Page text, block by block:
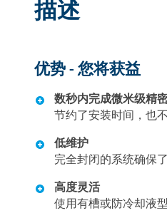
描述
优势 - 您将获益
数秒内完成微米级精
节约了安装时间，也
低维护
完全封闭的系统确保
高度灵活
使用有槽或防冷却液